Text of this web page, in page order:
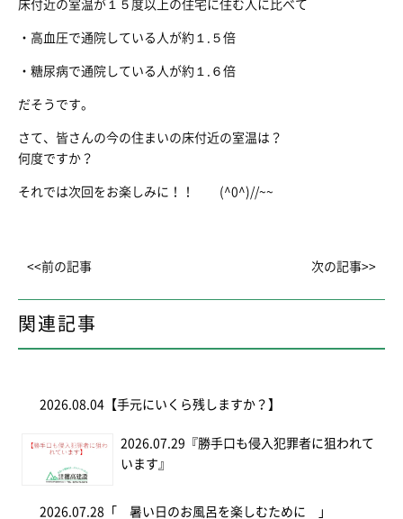
床付近の室温が１５度以上の住宅に住む人に比べて
・高血圧で通院している人が約１.５倍
・糖尿病で通院している人が約１.６倍
だそうです。
さて、皆さんの今の住まいの床付近の室温は？
何度ですか？
それでは次回をお楽しみに！！ (^0^)//~~
<<前の記事 次の記事>>
関連記事
2026.08.04 【手元にいくら残しますか？】
2026.07.29 『勝手口も侵入犯罪者に狙われて
います』
2026.07.28 「 暑い日のお風呂を楽しむために 」